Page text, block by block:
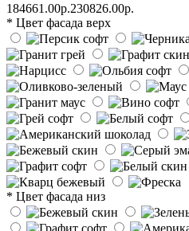
184661.00р.230826.00р.
* Цвет фасада верх
* Цвет фасада низ